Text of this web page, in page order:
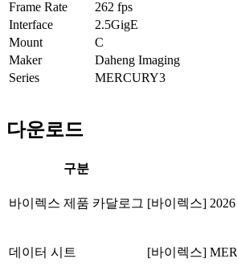
Frame Rate
262 fps
Interface
2.5GigE
Mount
C
Maker
Daheng Imaging
Series
MERCURY3
다운로드
구분
바이렉스 제품 카달로그 [바이렉스]
데이터 시트 [바이렉스]